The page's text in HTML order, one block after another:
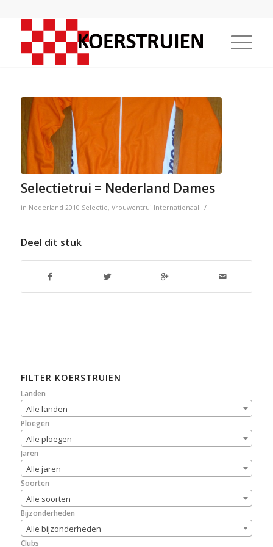
Selectietrui = Nederland Dames
in Nederland 2010 Selectie, Vrouwentrui Internationaal /
Deel dit stuk
FILTER KOERSTRUIEN
Landen
Alle landen
Ploegen
Alle ploegen
Jaren
Alle jaren
Soorten
Alle soorten
Bijzonderheden
Alle bijzonderheden
Clubs